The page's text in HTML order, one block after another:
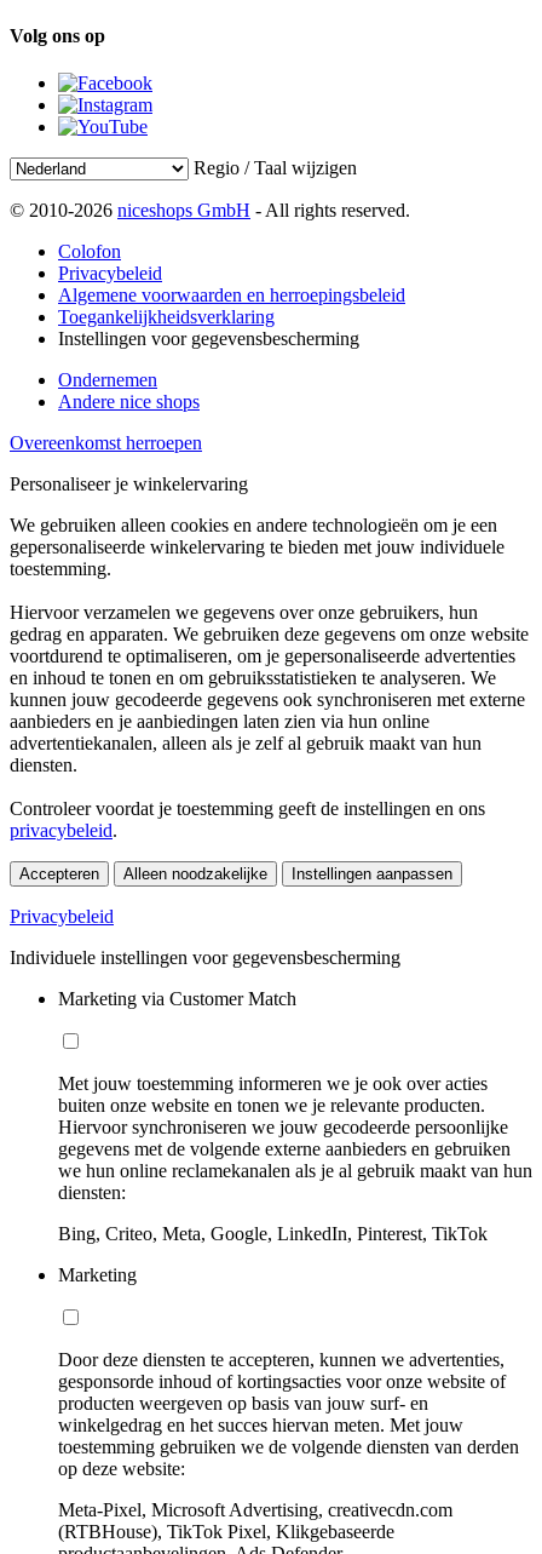
Volg ons op
Regio / Taal wijzigen
© 2010-2026 niceshops GmbH - All rights reserved.
Colofon
Privacybeleid
Algemene voorwaarden en herroepingsbeleid
Toegankelijkheidsverklaring
Instellingen voor gegevensbescherming
Ondernemen
Andere nice shops
Overeenkomst herroepen
Personaliseer je winkelervaring
We gebruiken alleen cookies en andere technologieën om je een
gepersonaliseerde winkelervaring te bieden met jouw individuele
toestemming.
Hiervoor verzamelen we gegevens over onze gebruikers, hun
gedrag en apparaten. We gebruiken deze gegevens om onze website
voortdurend te optimaliseren, om je gepersonaliseerde advertenties
en inhoud te tonen en om gebruiksstatistieken te analyseren. We
kunnen jouw gecodeerde gegevens ook synchroniseren met externe
aanbieders en je aanbiedingen laten zien via hun online
advertentiekanalen, alleen als je zelf al gebruik maakt van hun
diensten.
Controleer voordat je toestemming geeft de instellingen en ons
privacybeleid.
Accepteren Alleen noodzakelijke Instellingen aanpassen
Privacybeleid
Individuele instellingen voor gegevensbescherming
Marketing via Customer Match
Met jouw toestemming informeren we je ook over acties
buiten onze website en tonen we je relevante producten.
Hiervoor synchroniseren we jouw gecodeerde persoonlijke
gegevens met de volgende externe aanbieders en gebruiken
we hun online reclamekanalen als je al gebruik maakt van hun
diensten:
Bing, Criteo, Meta, Google, LinkedIn, Pinterest, TikTok
Marketing
Door deze diensten te accepteren, kunnen we advertenties,
gesponsorde inhoud of kortingsacties voor onze website of
producten weergeven op basis van jouw surf- en
winkelgedrag en het succes hiervan meten. Met jouw
toestemming gebruiken we de volgende diensten van derden
op deze website:
Meta-Pixel, Microsoft Advertising, creativecdn.com
(RTBHouse), TikTok Pixel, Klikgebaseerde